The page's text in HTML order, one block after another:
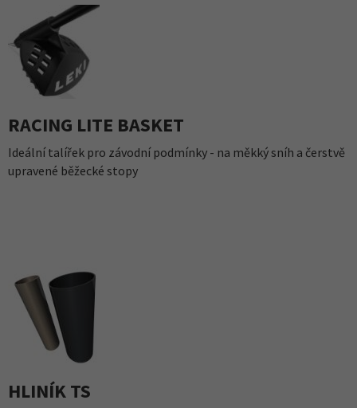
RACING LITE BASKET
Ideální talířek pro závodní podmínky - na měkký sníh a čerstvě
upravené běžecké stopy
HLINÍK TS